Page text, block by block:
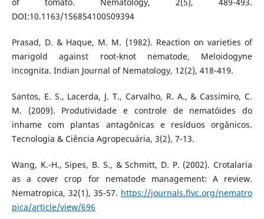
of tomato. Nematology, 2(5), 489-493.
DOI:10.1163/156854100509394
Prasad, D. & Haque, M. M. (1982). Reaction on varieties of
marigold against root-knot nematode, Meloidogyne
incognita. Indian Journal of Nematology, 12(2), 418-419.
Santos, E. S., Lacerda, J. T., Carvalho, R. A., & Cassimiro, C.
M. (2009). Produtividade e controle de nematóides do
inhame com plantas antagônicas e resíduos orgânicos.
Tecnologia & Ciência Agropecuária, 3(2), 7-13.
Wang, K.-H., Sipes, B. S., & Schmitt, D. P. (2002). Crotalaria
as a cover crop for nematode management: A review.
Nematropica, 32(1), 35-57. https://journals.flvc.org/nematro
pica/article/view/696